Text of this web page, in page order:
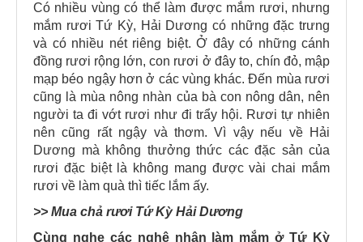
Có nhiều vùng có thể làm được mắm rươi, nhưng
mắm rươi Tứ Kỳ, Hải Dương có những đặc trưng
và có nhiều nét riêng biệt. Ở đây có những cánh
đồng rươi rộng lớn, con rươi ở đây to, chín đỏ, mập
mạp béo ngậy hơn ở các vùng khác. Đến mùa rươi
cũng là mùa nông nhàn của bà con nông dân, nên
người ta đi vớt rươi như đi trẩy hội. Rươi tự nhiên
nên cũng rất ngậy và thơm. Vì vậy nếu về Hải
Dương mà không thưởng thức các đặc sản của
rươi đặc biệt là không mang được vài chai mắm
rươi về làm quà thì tiếc lắm ấy.
>> Mua chả rươi Tứ Kỳ Hải Dương
Cùng nghe các nghệ nhân làm mắm ở Tứ Kỳ